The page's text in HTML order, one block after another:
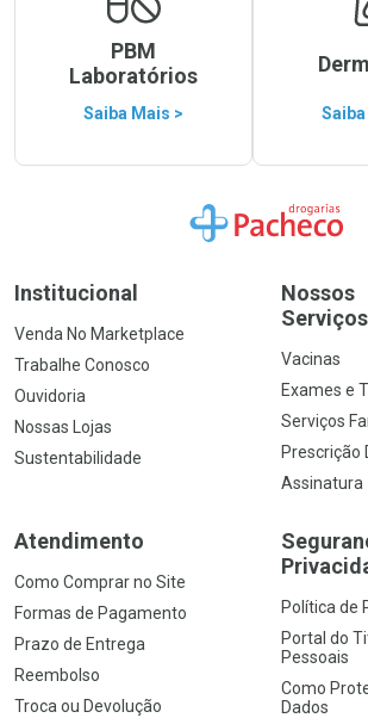
PBM
Laboratórios
Saiba Mais >
Ir para a Home
Institucional
Venda No Marketplace
Trabalhe Conosco
Ouvidoria
Nossas Lojas
Sustentabilidade
Nossos
Serviços
Vacinas
Exames e
Serviços
Prescrição
Assinatura
Atendimento
Como Comprar no Site
Formas de Pagamento
Prazo de Entrega
Reembolso
Troca ou Devolução
Política de
Portal do
Pessoais
Como
Dados